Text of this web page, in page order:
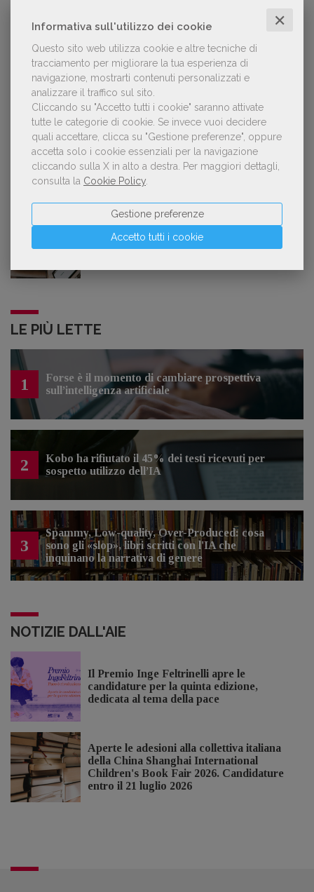
Informativa sull'utilizzo dei cookie ✕
Questo sito web utilizza cookie e altre tecniche di
tracciamento per migliorare la tua esperienza di
navigazione, mostrarti contenuti personalizzati e
analizzare il traffico sul sito.
Cliccando su "Accetto tutti i cookie" saranno attivate
tutte le categorie di cookie. Se invece vuoi decidere
quali accettare, clicca su "Gestione preferenze", oppure
accetta solo i cookie essenziali per la navigazione
cliccando sulla X in alto a destra.
Per maggiori dettagli,
consulta la Cookie Policy
Accetto tutti i cookie
Gestione preferenze
GDL TV
Lorenzo Armando (gruppo Piccoli editori
AIE): «Lavoriamo per tutelare chi, anche
su piccola scala, opera con un vero
approccio d'impresa»
OFFERTE DI LAVORO
Lavoro: 7 posizioni aperte e 9 stage in
editoria
LE PIÙ LETTE
1
Forse è il momento di cambiare prospettiva
sull’intelligenza artificiale
2
Kobo ha rifiutato il 45% dei testi ricevuti per
sospetto utilizzo dell’IA
3
Spammy, Low-quality, Over-Produced: cosa
sono gli «slop», libri scritti con l'IA che
inquinano la narrativa di genere
NOTIZIE DALL'AIE
Il Premio Inge Feltrinelli apre le
candidature per la quinta edizione,
dedicata al tema della pace
Aperte le adesioni alla collettiva italiana
della China Shanghai International
Children's Book Fair 2026. Candidature
entro il 21 luglio 2026